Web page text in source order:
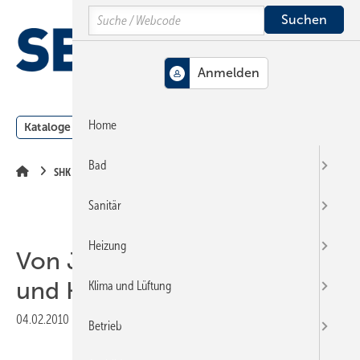
Hauptinhalt
Hauptmenü
SiteSearch
Kataloge Meldungen
SHK Radar
Von Junggesellen, Meistern
und Hackfleischsoße
04.02.2010 Veröffentlicht in
Search
Home
Bad
Sanitär
Heizung
Klima und Lüftung
Betrieb